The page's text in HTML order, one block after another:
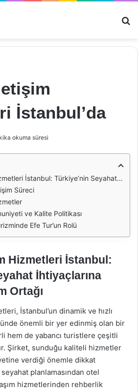
İstanbul’da
okuma süresi
Türkiye’nin Seyahat İhtiyaçlarına Yönelik Çözüm Ortağı
Süreci
ve Kalite Politikası
Efe Tur’un Rolü
Hizmetleri İstanbul:
İhtiyaçlarına
Ortağı
İstanbul’un dinamik ve hızlı
önemli bir yer edinmiş olan bir
hem de yabancı turistlere çeşitli
Şirket, sunduğu kaliteli hizmetler
verdiği önemle dikkat
planlamasından otel
hizmetlerinden rehberlik